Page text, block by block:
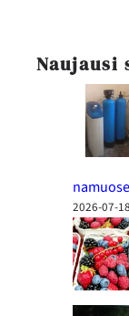
namuose
2026-07-18